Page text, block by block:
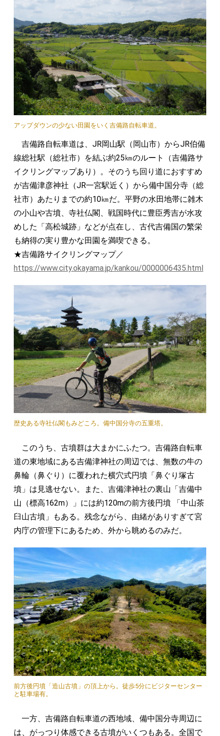
アップダウンの少ない田園をいく吉備路自転車道。
吉備路自転車道は、JR岡山駅（岡山市）からJR伯備
線総社駅（総社市）を結ぶ約25㎞のルート（吉備路サ
イクリングマップあり）。そのうち回り道におすすめ
が吉備津彦神社（JR一宮駅近く）から備中国分寺（総
社市）あたりまでの約10㎞だ。平野の水田地帯に雑木
の小山や古墳、寺社仏閣、戦国時代に豊臣秀吉が水攻
めした「高松城跡」などが点在し、古代吉備国の繁栄
も納得の実り豊かな田園を満喫できる。
★吉備路サイクリングマップ／
https://www.city.okayama.jp/kankou/0000006435.html
歴史ある寺社仏閣もみどころ。備中国分寺の五重塔。
このうち、古墳群は大まかにふたつ。吉備路自転車
道の東地域にある吉備津神社の周辺では、無数の牛の
鼻輪（鼻ぐり）に覆われた横穴式円墳「鼻ぐり塚古
墳」は見逃せない。また、吉備津神社の裏山「吉備中
山（標高162m）」には約120mの前方後円墳 「中山茶
臼山古墳」もある。残念ながら、由緒がありすぎて宮
内庁の管理下にあるため、外から眺めるのみだ。
前方後円墳「造山古墳」の頂上から。徒歩5分にビジターセンター
と駐車場有。
一方、吉備路自転車道の西地域、備中国分寺周辺に
は、がっつり体感できる古墳がいくつもある。全国で